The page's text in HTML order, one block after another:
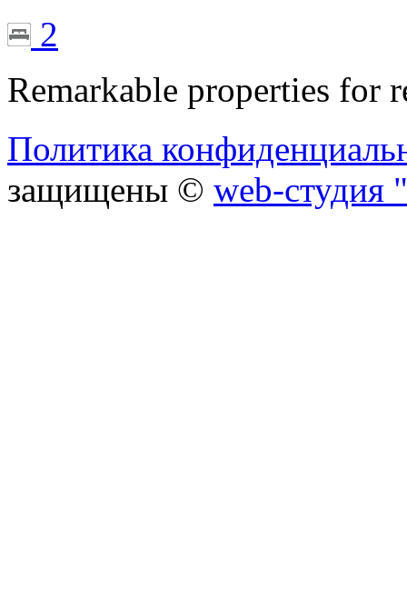
2
Remarkable properties for
Политика
защищены © web-студия